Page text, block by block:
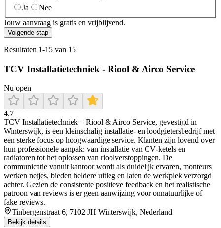
Ja
Nee
Jouw aanvraag is gratis en vrijblijvend.
Volgende stap
Resultaten 1-15 van 15
TCV Installatietechniek - Riool & Airco Service
Nu open
4.7
TCV Installatietechniek – Riool & Airco Service, gevestigd in
Winterswijk, is een kleinschalig installatie- en loodgietersbedrijf met
een sterke focus op hoogwaardige service. Klanten zijn lovend over
hun professionele aanpak: van installatie van CV‑ketels en
radiatoren tot het oplossen van rioolverstoppingen. De
communicatie vanuit kantoor wordt als duidelijk ervaren, monteurs
werken netjes, bieden heldere uitleg en laten de werkplek verzorgd
achter. Gezien de consistente positieve feedback en het realistische
patroon van reviews is er geen aanwijzing voor onnatuurlijke of
fake reviews.
Tinbergenstraat 6, 7102 JH Winterswijk, Nederland
Bekijk details